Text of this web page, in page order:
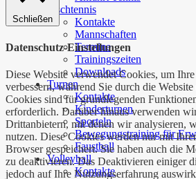
Tischtennis
Kontakte
Mannschaften
Termine
Trainingszeiten
Downloads
Turnen
Kontakte
Kinderturnen
Sporteln
Bewegungstraining für
Faustball
Volleyball
Kontakte
Schließen
Datenschutz-Einstellungen
Diese Website verwendet Cookies, um
verbessern, während Sie durch die
Cookies sind für grundlegenden
erforderlich. Darüber hinaus verwenden
Drittanbietern, mit denen wir analysieren,
nutzen. Diese Cookies werden nur mit
Browser gespeichert. Sie haben auch die
zu deaktivieren. Das Deaktivieren einiger
jedoch auf Ihre Nutzungserfahrung